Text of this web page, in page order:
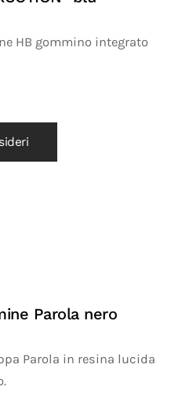
HB gommino integrato
Parola nero
Parola in resina lucida